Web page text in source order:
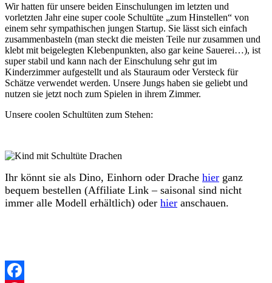
Wir hatten für unsere beiden Einschulungen im letzten und
vorletzten Jahr eine super coole Schultüte „zum Hinstellen“ von
einem sehr sympathischen jungen Startup. Sie lässt sich einfach
zusammenbasteln (man steckt die meisten Teile nur zusammen und
klebt mit beigelegten Klebenpunkten, also gar keine Sauerei…), ist
super stabil und kann nach der Einschulung sehr gut im
Kinderzimmer aufgestellt und als Stauraum oder Versteck für
Schätze verwendet werden. Unsere Jungs haben sie geliebt und
nutzen sie jetzt noch zum Spielen in ihrem Zimmer.
Unsere coolen Schultüten zum Stehen:
Ihr könnt sie als Dino, Einhorn oder Drache hier ganz
bequem bestellen (Affiliate Link – saisonal sind nicht
immer alle Modell erhältlich) oder hier anschauen.